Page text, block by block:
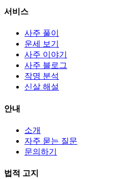
서비스
사주 풀이
운세 보기
사주 이야기
사주 블로그
작명 분석
신살 해설
안내
소개
자주 묻는 질문
문의하기
법적 고지